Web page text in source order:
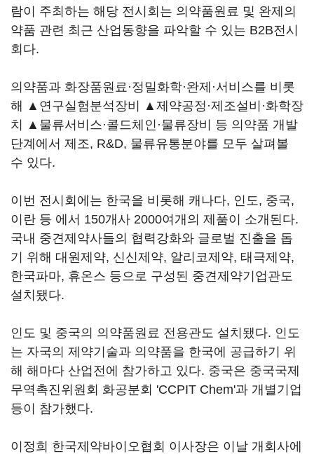
람이 주최하는 해당 전시회는 의약품원료 및 완제의
약품 관련 최근 산업동향을 파악할 수 있는 B2B전시
회다.
의약품과 화장품원료·정밀화학·완제·서비스를 비롯
해 ▲연구실험분석장비 ▲제약공정·제조설비·화학장
치 ▲물류서비스·콜드체인·물류장비 등 의약품 개발
단계에서 제조, R&D, 물류유통분야를 모두 살펴볼
수 있다.
이번 전시회에는 한국을 비롯해 캐나다, 인도, 중국,
이란 등 에서 150개사 2000여개의 제품이 소개된다.
국내 중견제약사들의 협력강화와 글로벌 진출을 돕
기 위해 대원제약, 신신제약, 알리코제약, 태극제약,
한국파마, 휴온스 등으로 구성된 중견제약기업관도
설치됐다.
인도 및 중국의 의약품원료 전용관도 설치됐다. 인도
는 자국의 제약기술과 의약품을 한국에 공급하기 위
해 해마다 산업전에 참가하고 있다. 중국은 중국국제
무역촉진위원회 화공분회 'CCPIT Chem'과 개별기업
등이 참가했다.
이정희 한국제약바이오협회 이사장은 이날 개회사에